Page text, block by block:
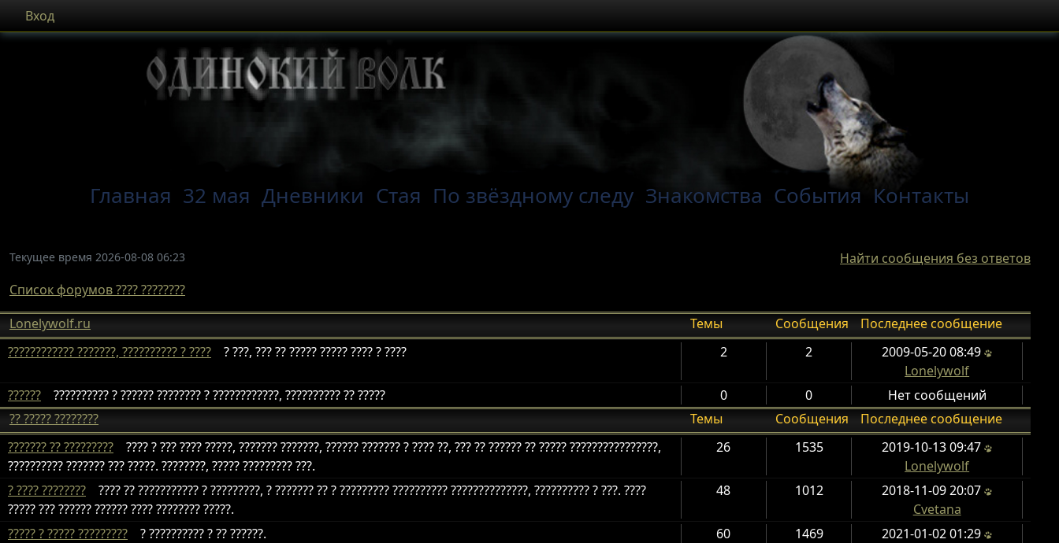
Вход
Главная 32 мая Дневники Стая По звёздному следу Знакомства События Контакты
Текущее время 2026-08-08 06:23
Найти сообщения без ответов
Список форумов ???? ????????
Lonelywolf.ru
Темы Сообщения
Последнее сообщение
???????????? ???????, ?????????? ? ????
? ???, ??? ?? ????? ????? ???? ? ???? 2 2
2009-05-20 08:49
Lonelywolf
??????
?????????? ? ?????? ???????? ? ????????????, ?????????? ?? ????? 0 0
Нет сообщений
?? ????? ????????
Темы Сообщения
Последнее сообщение
??????? ?? ?????????
???? ? ??? ???? ?????, ??????? ???????, ?????? ??????? ? ???? ??, ??? ?? ?????? ?? ????? ????????????????,
?????????? ??????? ??? ?????. ????????, ????? ????????? ???.
26 1535
2019-10-13 09:47
Lonelywolf
? ???? ????????
???? ?? ??????????? ? ?????????, ? ??????? ?? ? ????????? ?????????? ??????????????, ?????????? ? ???. ????
????? ??? ?????? ?????? ???? ???????? ?????.
48 1012
2018-11-09 20:07
Cvetana
????? ? ????? ?????????
? ?????????? ? ?? ??????. 60 1469
2021-01-02 01:29